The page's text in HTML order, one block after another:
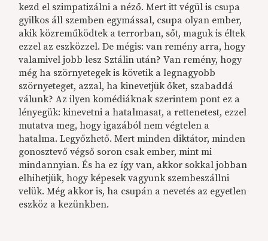
kezd el szimpatizálni a néző. Mert itt végül is csupa
gyilkos áll szemben egymással, csupa olyan ember,
akik közreműködtek a terrorban, sőt, maguk is éltek
ezzel az eszközzel. De mégis: van remény arra, hogy
valamivel jobb lesz Sztálin után? Van remény, hogy
még ha szörnyetegek is követik a legnagyobb
szörnyeteget, azzal, ha kinevetjük őket, szabaddá
válunk? Az ilyen komédiáknak szerintem pont ez a
lényegük: kinevetni a hatalmasat, a rettenetest, ezzel
mutatva meg, hogy igazából nem végtelen a
hatalma. Legyőzhető. Mert minden diktátor, minden
gonosztevő végső soron csak ember, mint mi
mindannyian. És ha ez így van, akkor sokkal jobban
elhihetjük, hogy képesek vagyunk szembeszállni
velük. Még akkor is, ha csupán a nevetés az egyetlen
eszköz a kezünkben.